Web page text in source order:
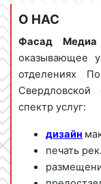
О НАС
Фасад Медиа
оказывающее
отделениях
спектр услуг:
дизайн
печать